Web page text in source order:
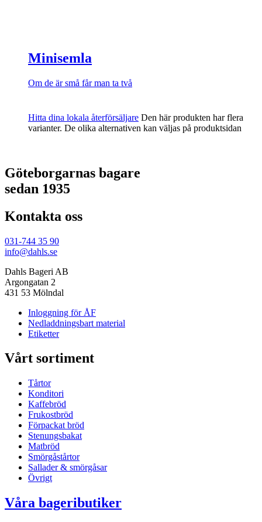
Minisemla
Om de är små får man ta två
Hitta dina lokala återförsäljare Den här produkten har flera
varianter. De olika alternativen kan väljas på produktsidan
Göteborgarnas bagare
sedan 1935
Kontakta oss
031-744 35 90
info@dahls.se
Dahls Bageri AB
Argongatan 2
431 53 Mölndal
Inloggning för ÅF
Nedladdningsbart material
Etiketter
Vårt sortiment
Tårtor
Konditori
Kaffebröd
Frukostbröd
Förpackat bröd
Stenungsbakat
Matbröd
Smörgåstårtor
Sallader & smörgåsar
Övrigt
Våra bageributiker